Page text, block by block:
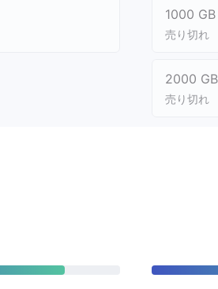
1000 GB
売り切れ
2000 GB
売り切れ